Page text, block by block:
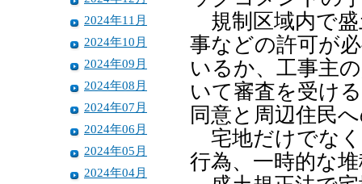
2024年11月
2024年10月
2024年09月
2024年08月
2024年07月
2024年06月
2024年05月
2024年04月
規制区域内で盛
事などの許可が
いるか、工事主
いて審査を受け
同意と周辺住民
宅地だけでなく
行為、一時的な